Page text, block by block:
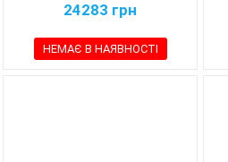
24283 грн
НЕМАЄ В НАЯВНОСТІ